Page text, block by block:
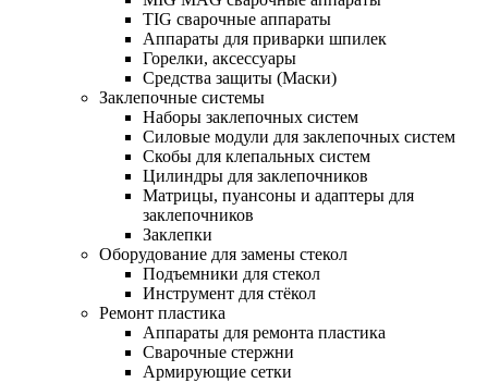
TIG сварочные аппараты
Аппараты для приварки шпилек
Горелки, аксессуары
Средства защиты (Маски)
Заклепочные системы
Наборы заклепочных систем
Силовые модули для заклепочных систем
Скобы для клепальных систем
Цилиндры для заклепочников
Матрицы, пуансоны и адаптеры для
заклепочников
Заклепки
Оборудование для замены стекол
Подъемники для стекол
Инструмент для стёкол
Ремонт пластика
Аппараты для ремонта пластика
Сварочные стержни
Армирующие сетки